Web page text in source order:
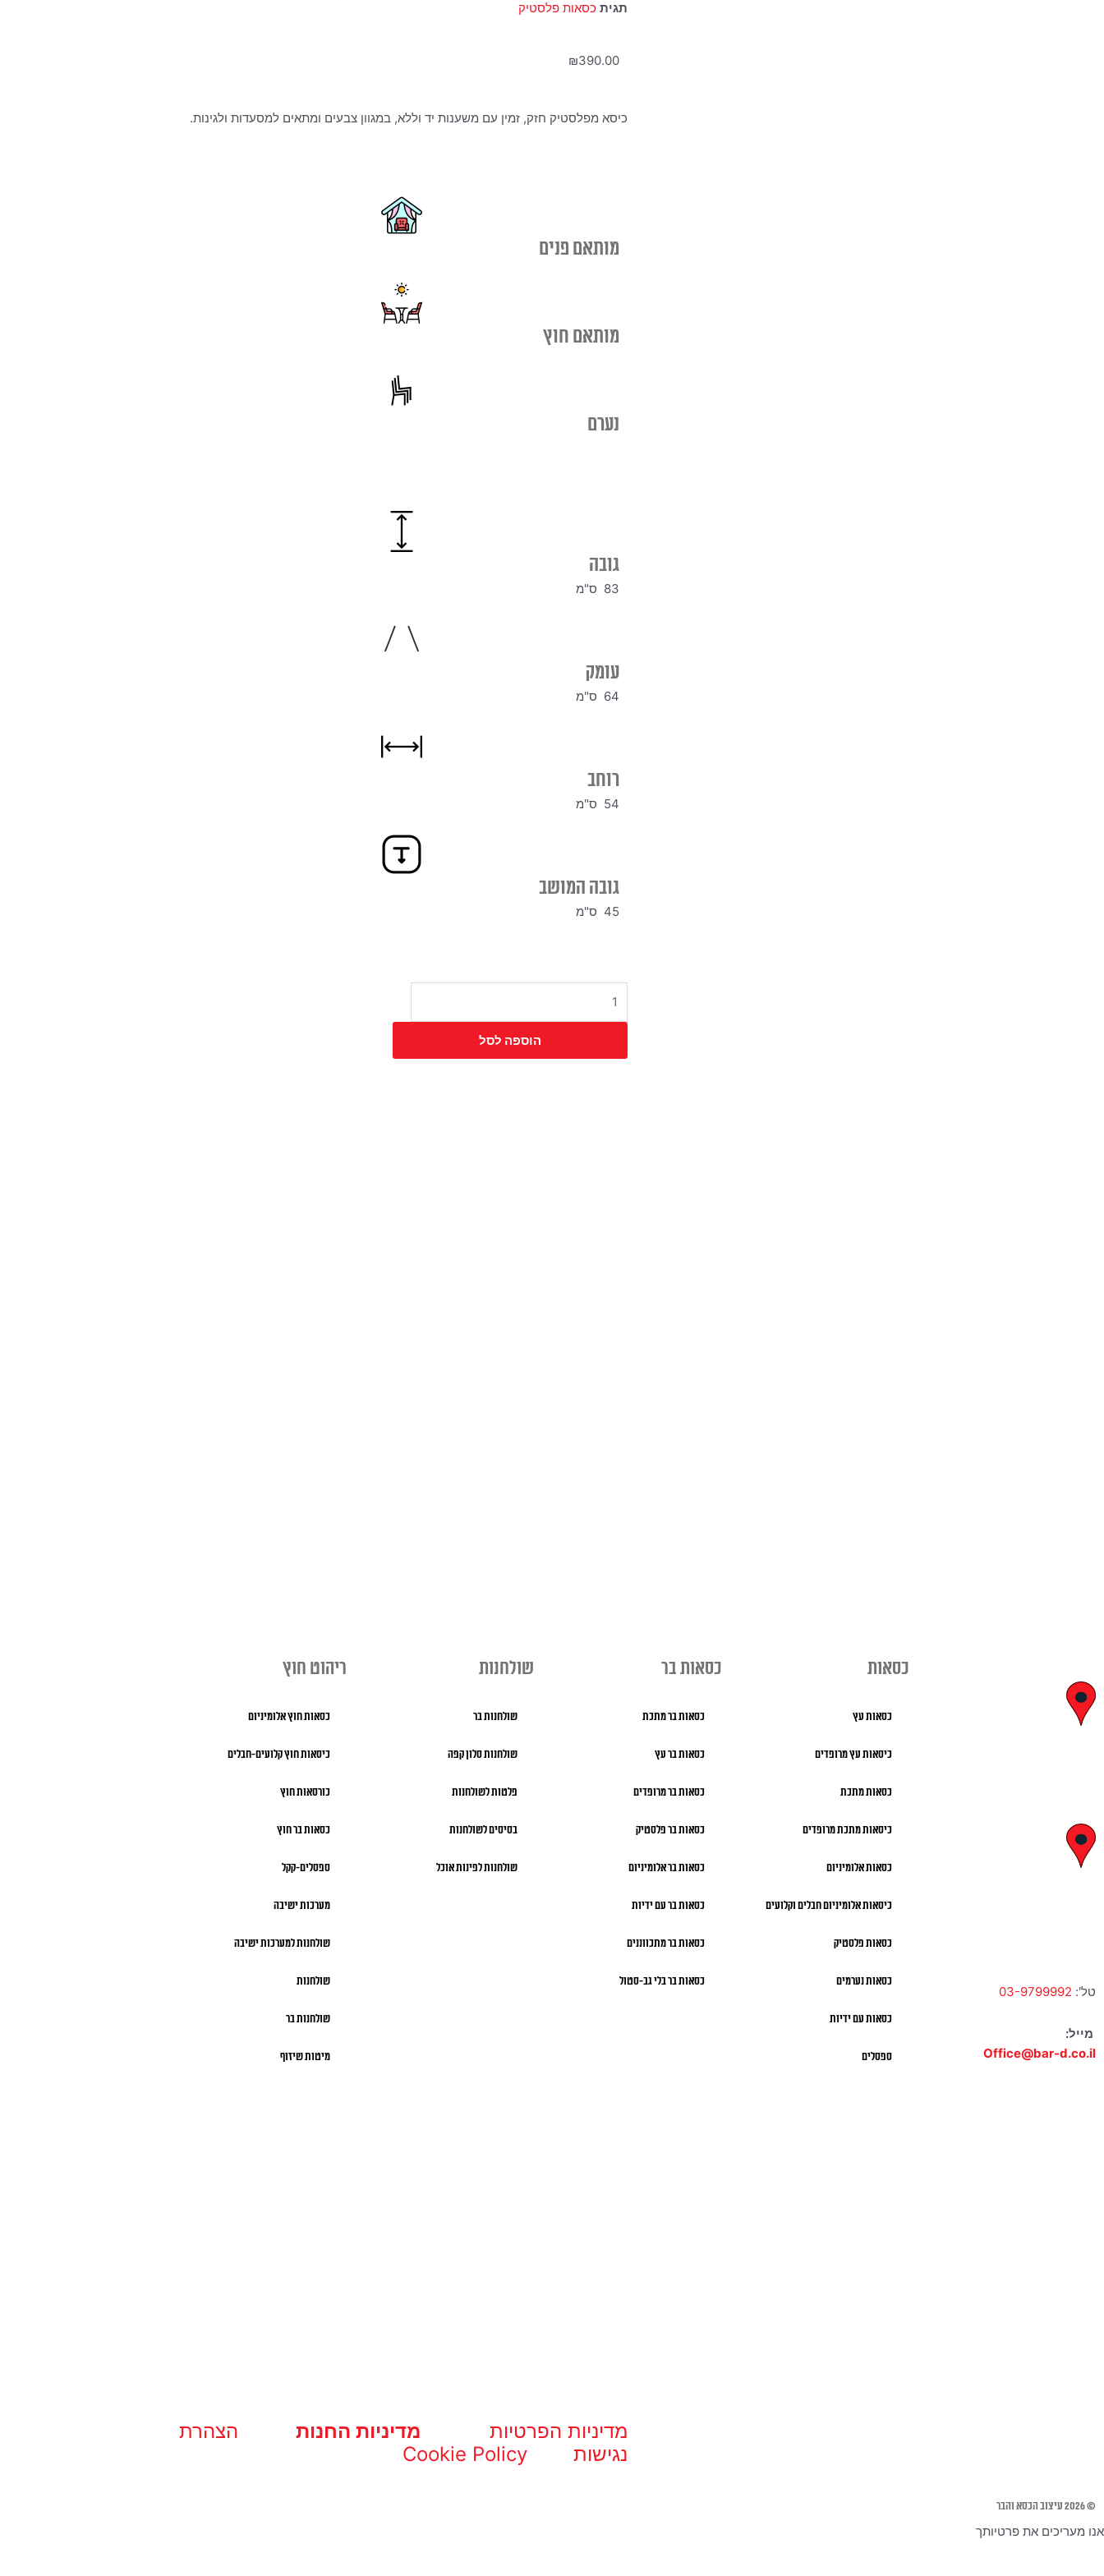
תגית כסאות פלסטיק
₪390.00
כיסא מפלסטיק חזק, זמין עם משענות יד וללא, במגוון צבעים ומתאים למסעדות ולגינות.
מותאם פנים
מותאם חוץ
נערם
גובה
83 ס"מ
עומק
64 ס"מ
רוחב
54 ס"מ
גובה המושב
45 ס"מ
של
הוספה לסל
טל': 03-9799992
מייל:
Office@bar-d.co.il
כסאות
כסאות עץ
כיסאות עץ מרופדים
כסאות מתכת
כיסאות מתכת מרופדים
כסאות אלומיניום
כיסאות אלומיניום חבלים וקלועים
כסאות פלסטיק
כסאות נערמים
כסאות עם ידיות
ספסלים
כסאות בר
כסאות בר מתכת
כסאות בר עץ
כסאות בר מרופדים
כסאות בר פלסטיק
כסאות בר אלומיניום
כסאות בר עם ידיות
כסאות בר מתכווננים
כסאות בר בלי גב-סטול
שולחנות
שולחנות בר
שולחנות סלון קפה
פלטות לשולחנות
בסיסים לשולחנות
שולחנות לפינות אוכל
ריהוט חוץ
כסאות חוץ אלומיניום
כיסאות חוץ קלועים-חבלים
כורסאות חוץ
כסאות בר חוץ
ספסלים-קקל
מערכות ישיבה
שולחנות למערכות ישיבה
שולחנות
שולחנות בר
מיטות שיזוף
מדיניות הפרטיות מדיניות החנות
הצהרת
נגישות
Cookie Policy
© 2026 עיצוב הכסא והבר
אנו מעריכים את פרטיותך